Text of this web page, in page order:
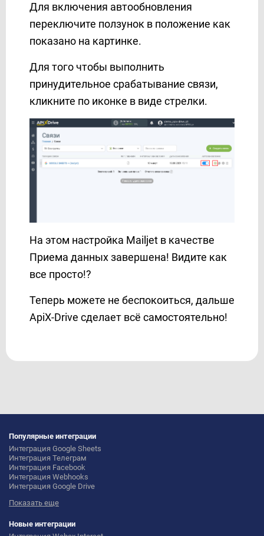
Для включения автообновления
переключите ползунок в положение как
показано на картинке.
Для того чтобы выполнить
принудительное срабатывание связи,
кликните по иконке в виде стрелки.
На этом настройка Mailjet в качестве
Приема данных завершена! Видите как
все просто!?
Теперь можете не беспокоиться, дальше
ApiX-Drive сделает всё самостоятельно!
Популярные интеграции
Интеграция Google Sheets
Интеграция Телеграм
Интеграция Facebook
Интеграция Webhooks
Интеграция Google Drive
Интеграция Gmail
Интеграция Новая Почта
Интеграция Binotel
Показать еще
Новые интеграции